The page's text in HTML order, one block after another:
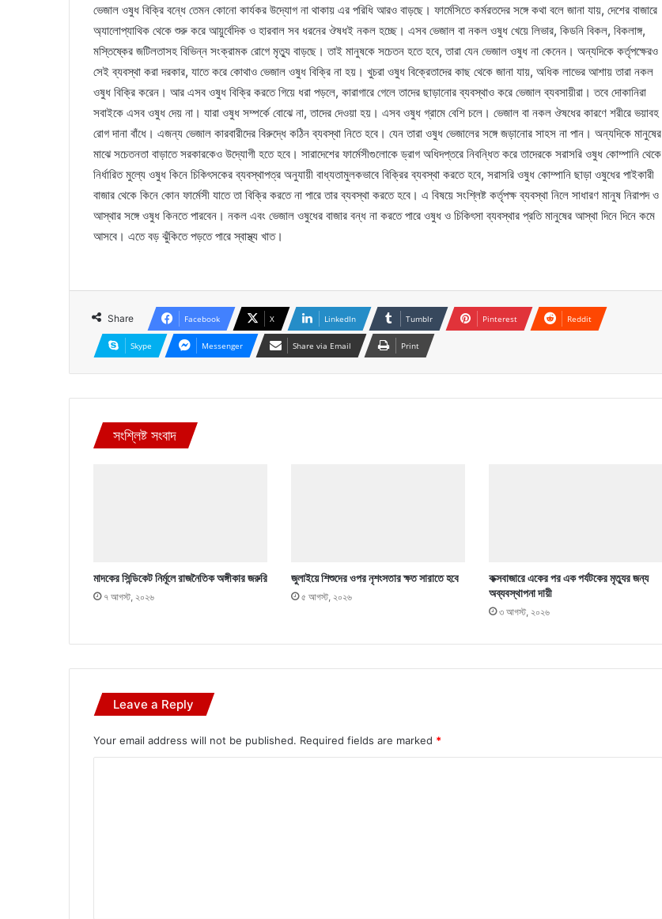
ভেজাল ওষুধ বিক্রি বন্ধে তেমন কোনো কার্যকর উদ্যোগ না থাকায় এর পরিধি আরও বাড়ছে। ফার্মেসিতে কর্মরতদের সঙ্গে কথা বলে জানা যায়, দেশের বাজারে
অ্যালোপ্যাথিক থেকে শুরু করে আয়ুর্বেদিক ও হারবাল সব ধরনের ঔষধই নকল হচ্ছে। এসব ভেজাল বা নকল ওষুধ খেয়ে লিভার, কিডনি বিকল, বিকলাঙ্গ,
মস্তিষ্কের জটিলতাসহ বিভিন্ন সংক্রামক রোগে মৃত্যু বাড়ছে। তাই মানুষকে সচেতন হতে হবে, তারা যেন ভেজাল ওষুধ না কেনেন। অন্যদিকে কর্তৃপক্ষেরও
সেই ব্যবস্থা করা দরকার, যাতে করে কোথাও ভেজাল ওষুধ বিক্রি না হয়। খুচরা ওষুধ বিক্রেতাদের কাছ থেকে জানা যায়, অধিক লাভের আশায় তারা নকল
ওষুধ বিক্রি করেন। আর এসব ওষুধ বিক্রি করতে গিয়ে ধরা পড়লে, কারাগারে গেলে তাদের ছাড়ানোর ব্যবস্থাও করে ভেজাল ব্যবসায়ীরা। তবে দোকানিরা
সবাইকে এসব ওষুধ দেয় না। যারা ওষুধ সম্পর্কে বোঝে না, তাদের দেওয়া হয়। এসব ওষুধ গ্রামে বেশি চলে। ভেজাল বা নকল ঔষধের কারণে শরীরে ভয়াবহ
রোগ দানা বাঁধে। এজন্য ভেজাল কারবারীদের বিরুদ্ধে কঠিন ব্যবস্থা নিতে হবে। যেন তারা ওষুধ ভেজালের সঙ্গে জড়ানোর সাহস না পান। অন্যদিকে মানুষের
মাঝে সচেতনতা বাড়াতে সরকারকেও উদ্যোগী হতে হবে। সারাদেশের ফার্মেসীগুলোকে ড্রাগ অধিদপ্তরে নিবন্ধিত করে তাদেরকে সরাসরি ওষুধ কোম্পানি থেকে
নির্ধারিত মুল্যে ওষুধ কিনে চিকিৎসকের ব্যবস্থাপত্র অনুযায়ী বাধ্যতামুলকভাবে বিক্রির ব্যবস্থা করতে হবে, সরাসরি ওষুধ কোম্পানি ছাড়া ওষুধের পাইকারী
বাজার থেকে কিনে কোন ফার্মেসী যাতে তা বিক্রি করতে না পারে তার ব্যবস্থা করতে হবে। এ বিষয়ে সংশ্লিষ্ট কর্তৃপক্ষ ব্যবস্থা নিলে সাধারণ মানুষ নিরাপদ ও
আস্থার সঙ্গে ওষুধ কিনতে পারবেন। নকল এবং ভেজাল ওষুধের বাজার বন্ধ না করতে পারে ওষুধ ও চিকিৎসা ব্যবস্থার প্রতি মানুষের আস্থা দিনে দিনে কমে
আসবে। এতে বড় ঝুঁকিতে পড়তে পারে স্বাস্থ্য খাত।
Share Facebook X LinkedIn Tumblr Pinterest Reddit
Skype Messenger Share via Email Print
সংশ্লিষ্ট সংবাদ
মাদকের সিন্ডিকেট নির্মূলে রাজনৈতিক অঙ্গীকার জরুরি
৭ আগস্ট, ২০২৬
জুলাইয়ে শিশুদের ওপর নৃশংসতার ক্ষত সারাতে হবে
৫ আগস্ট, ২০২৬
কক্সবাজারে একের পর এক পর্যটকের মৃত্যুর জন্য
অব্যবস্থাপনা দায়ী
৩ আগস্ট, ২০২৬
Leave a Reply
Your email address will not be published. Required fields are marked *